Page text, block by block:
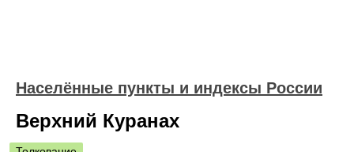
Населённые пункты и индексы России
Верхний Куранах